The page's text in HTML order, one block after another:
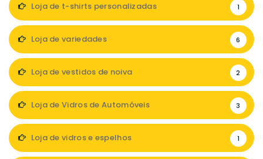
Loja de t-shirts personalizadas 1
Loja de variedades 6
Loja de vestidos de noiva 2
Loja de Vidros de Automóveis 3
Loja de vidros e espelhos 1